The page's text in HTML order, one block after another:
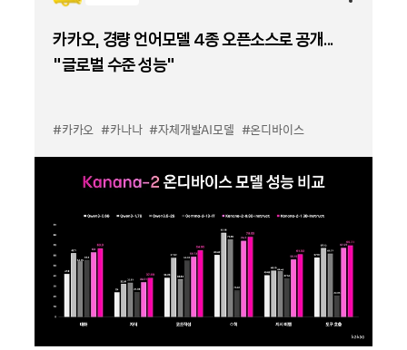
카카오, 경량 언어모델 4종 오픈소스로 공개...
“글로벌 수준 성능”
#카카오 #카나나 #자체개발AI모델 #온디바이스